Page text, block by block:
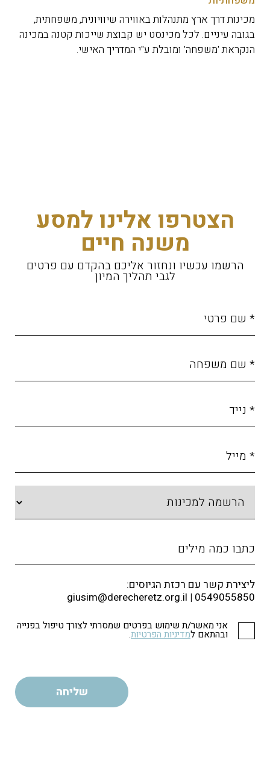
מכינות דרך ארץ מתנהלות באווירה שיוויונית, משפחתית,
בגובה עיניים. לכל מכינסט יש קבוצת שייכות קטנה במכינה
הנקראת 'משפחה' ומובלת ע"י המדריך האישי.
הצטרפו אלינו למסע
משנה חיים
הרשמו עכשיו ונחזור אליכם בהקדם עם פרטים
לגבי תהליך המיון
ליצירת קשר עם רכזת הגיוסים:
giusim@derecheretz.org.il | 0549055850
אני מאשר/ת שימוש בפרטים שמסרתי לצורך טיפול בפנייה
ובהתאם למדיניות הפרטיות.